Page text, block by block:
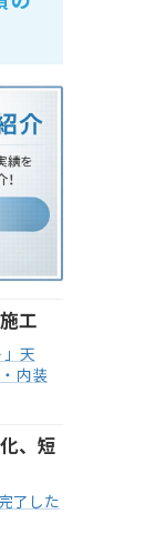
工
」天
内装
、短
了した